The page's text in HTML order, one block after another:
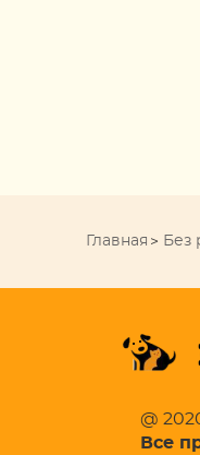
Главная Без
@
Все